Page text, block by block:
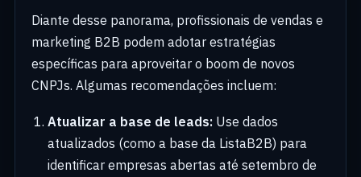
Diante desse panorama, profissionais de vendas e
marketing B2B podem adotar estratégias
específicas para aproveitar o boom de novos
CNPJs. Algumas recomendações incluem:
Atualizar a base de leads: Use dados
atualizados (como a base da ListaB2B) para
identificar empresas abertas até setembro de